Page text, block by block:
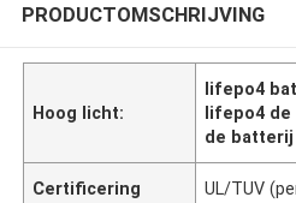
PRODUCTOMSCHRIJVING
Hoog licht:
lifepo4
lifepo4
de
Certificering UL/TUV